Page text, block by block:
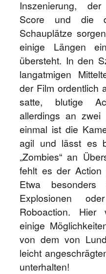
Inszenierung,
Score und die
Schauplätze
einige Längen
übersteht. In den
langatmigen
der Film ordentlich
satte, blutige
allerdings an zwei
einmal ist die
agil und lässt es
„Zombies“ an
fehlt es der Action
Etwa
Explosionen
Roboaction. Hier
einige
von dem von
leicht
unterhalten!